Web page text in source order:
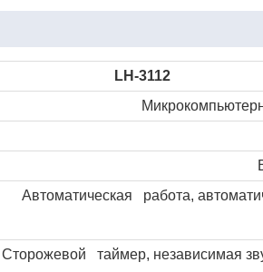
LH-3112
Автоматическая работа,
Сторожевой таймер, независимая